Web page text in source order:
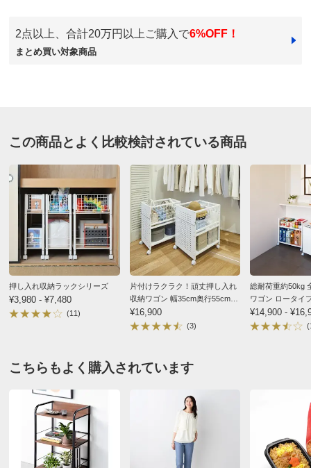
商品番号 900-9683-12
価格 ¥8,980 税込 ¥8,164 税抜
送料・送料種
別
基本配送料：¥880
※お届け先が同じであれば複数個ご購入いただいても¥880です。
組み立て 組立て時間の目安：大人2人で40分以内
※組み立て途中や一度組み立てした商品の返品はご遠慮
いただいております。
※家具レンタル「flect」をご利用の場合、返却は中途解
約として承ります。詳しくはこちら
商品番号
≪幅38cm≫クローゼット収納ワゴン
¥9,980
送料・送料種
基本配送料：¥
※お届け先が同じであれば複数個ご購入いただいても¥880です。
組み立て 組立て時間の目安：
大人2人で40分以内
★★★★★
幅38cm ブラック ５７３８
神奈川県
何をいれるか決めずに購入しましたが、思ったよりしっ
かりとした造りでした。
いろいろと使えそうです。これから何に使おうかぼちぼ
ち考えます。
2024/02/08
2点以上、合計20万円以上ご購入で6%OFF！
まとめ買い対象商品
この商品とよく比較検討されている商品
押し入れ収納ラックシリーズ
¥3,980 - ¥7,480
(11)
片付けラクラク！頑丈押し入れ
収納ワゴン 幅35cm奥行55cm高
さ65cm
¥16,900
(3)
総耐荷重約50kg
ワゴン ロータイ
¥14,900 -
こちらもよく購入されています